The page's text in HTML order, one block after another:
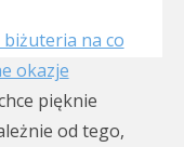
na co
okazje
pięknie
od tego,